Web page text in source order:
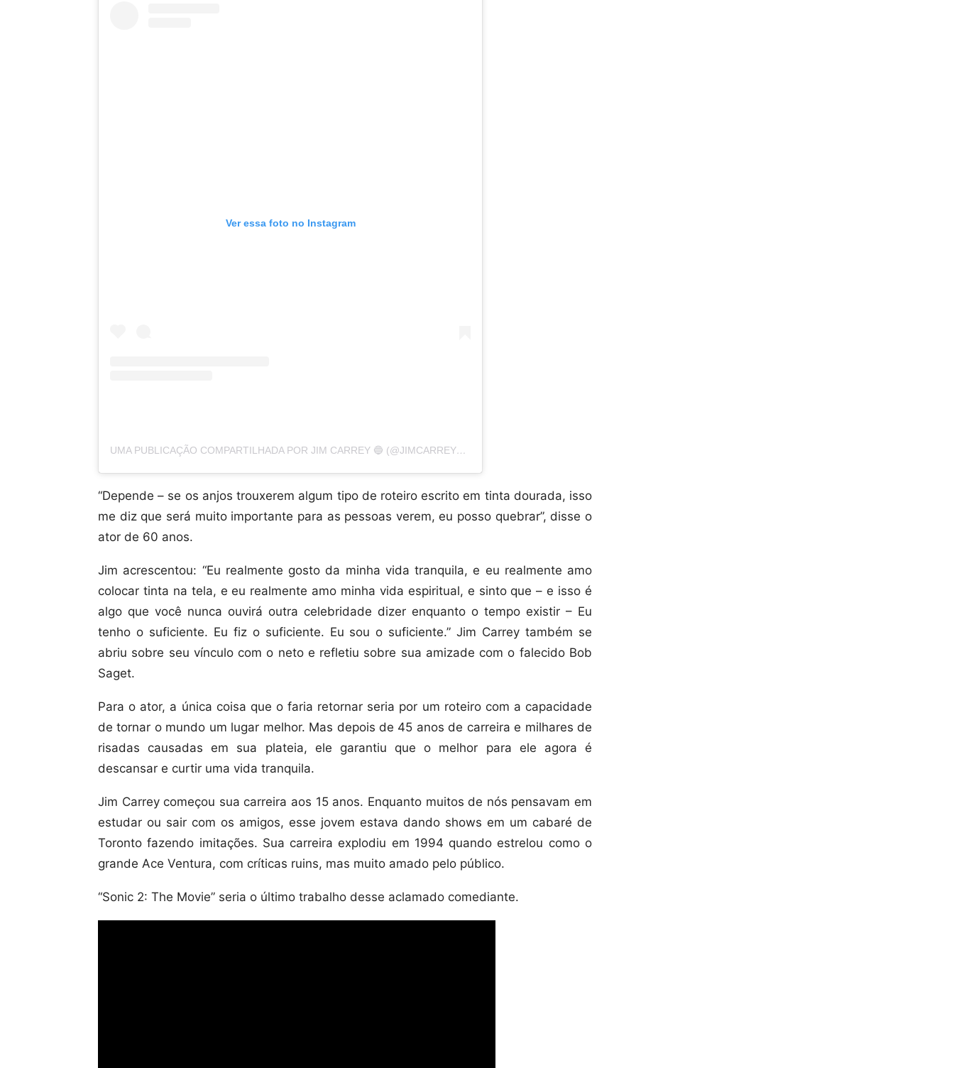
Ver essa foto no Instagram
UMA PUBLICAÇÃO COMPARTILHADA POR JIM CARREY 🔵 (@JIMCARREYES)
“Depende – se os anjos trouxerem algum tipo de roteiro escrito em tinta dourada, isso
me diz que será muito importante para as pessoas verem, eu posso quebrar”, disse o
ator de 60 anos.
Jim acrescentou: “Eu realmente gosto da minha vida tranquila, e eu realmente amo
colocar tinta na tela, e eu realmente amo minha vida espiritual, e sinto que – e isso é
algo que você nunca ouvirá outra celebridade dizer enquanto o tempo existir – Eu
tenho o suficiente. Eu fiz o suficiente. Eu sou o suficiente.” Jim Carrey também se
abriu sobre seu vínculo com o neto e refletiu sobre sua amizade com o falecido Bob
Saget.
Para o ator, a única coisa que o faria retornar seria por um roteiro com a capacidade
de tornar o mundo um lugar melhor. Mas depois de 45 anos de carreira e milhares de
risadas causadas em sua plateia, ele garantiu que o melhor para ele agora é
descansar e curtir uma vida tranquila.
Jim Carrey começou sua carreira aos 15 anos. Enquanto muitos de nós pensavam em
estudar ou sair com os amigos, esse jovem estava dando shows em um cabaré de
Toronto fazendo imitações. Sua carreira explodiu em 1994 quando estrelou como o
grande Ace Ventura, com críticas ruins, mas muito amado pelo público.
“Sonic 2: The Movie” seria o último trabalho desse aclamado comediante.